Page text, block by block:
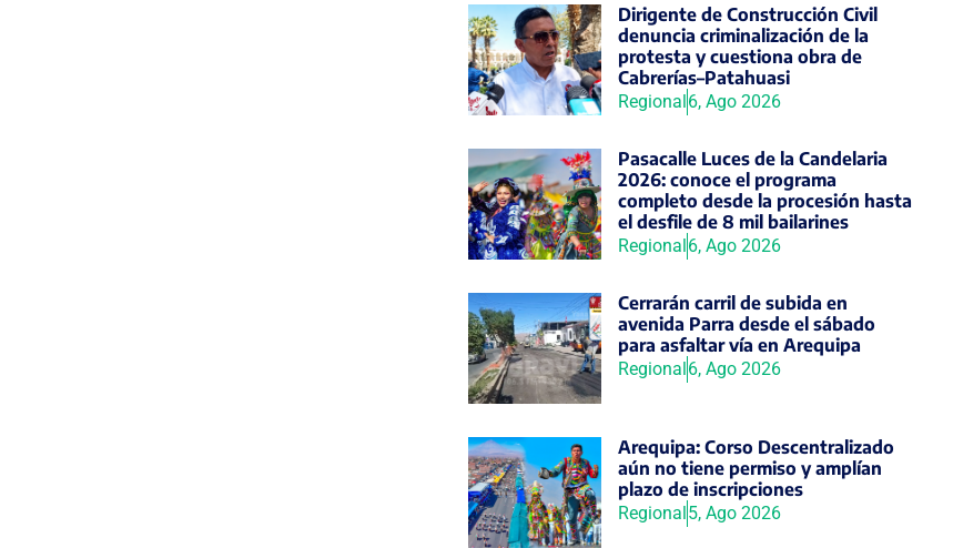
Dirigente de Construcción Civil
denuncia criminalización de la
protesta y cuestiona obra de
Cabrerías–Patahuasi
Regional6, Ago 2026
Pasacalle Luces de la Candelaria
2026: conoce el programa
completo desde la procesión hasta
el desfile de 8 mil bailarines
Regional6, Ago 2026
Cerrarán carril de subida en
avenida Parra desde el sábado
para asfaltar vía en Arequipa
Regional6, Ago 2026
Arequipa: Corso Descentralizado
aún no tiene permiso y amplían
plazo de inscripciones
Regional5, Ago 2026